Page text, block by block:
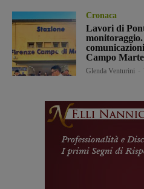
Cronaca
Lavori di
Campo Marte
Glenda Venturini